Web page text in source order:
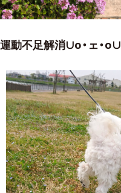
運動不足解消∪o・ェ・o∪